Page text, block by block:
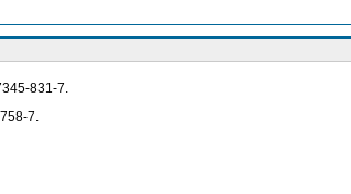
831-7.
7.